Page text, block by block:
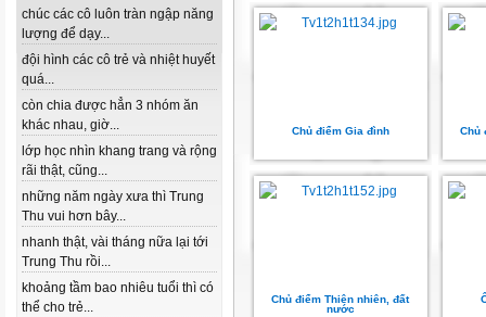
chúc các cô luôn tràn ngập năng
lượng để dạy...
đội hình các cô trẻ và nhiệt huyết
quá...
còn chia được hẳn 3 nhóm ăn
khác nhau, giờ...
lớp học nhìn khang trang và rộng
rãi thật, cũng...
những năm ngày xưa thì Trung
Thu vui hơn bây...
nhanh thật, vài tháng nữa lại tới
Trung Thu rồi...
khoảng tầm bao nhiêu tuổi thì có
thể cho trẻ...
Chủ điểm Gia đình Chủ
Chủ điểm Thiên nhiên, đất
nước